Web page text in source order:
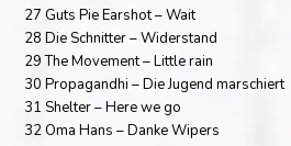
27 Guts Pie Earshot – Wait
28 Die Schnitter – Widerstand
29 The Movement – Little rain
30 Propagandhi – Die Jugend marschiert
31 Shelter – Here we go
32 Oma Hans – Danke Wipers